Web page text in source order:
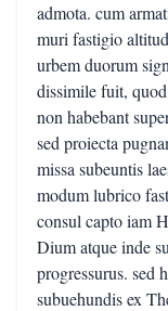
admota. cum
muri fastigio
urbem duorum
dissimile fuit,
non habebant
sed proiecta
missa subeuntis
modum lubrico
consul capto iam
Dium atque inde
progressurus. sed
subuehundis ex